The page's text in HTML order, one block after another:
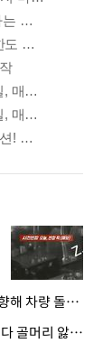
· "죽여줄까" 말다툼 끝에 보행자 향해 차량 돌진…50대 여성 중상
· "AI가 치매래요"…'AI 의사' 믿었다 골머리 앓는 美 의료계 '경고'